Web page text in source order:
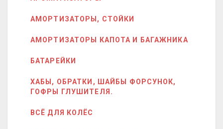
АМОРТИЗАТОРЫ, СТОЙКИ
АМОРТИЗАТОРЫ КАПОТА И БАГАЖНИКА
БАТАРЕЙКИ
ХАБЫ, ОБРАТКИ, ШАЙБЫ ФОРСУНОК,
ГОФРЫ ГЛУШИТЕЛЯ.
ВСЁ ДЛЯ КОЛЁС